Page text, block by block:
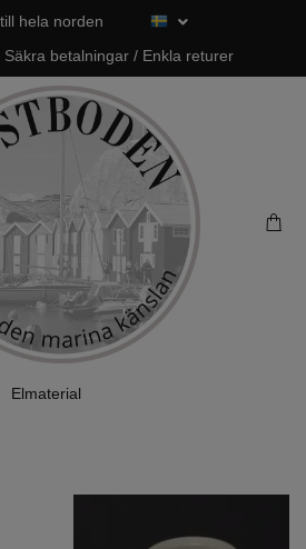
hela norden
betalningar / Enkla returer
Elmaterial